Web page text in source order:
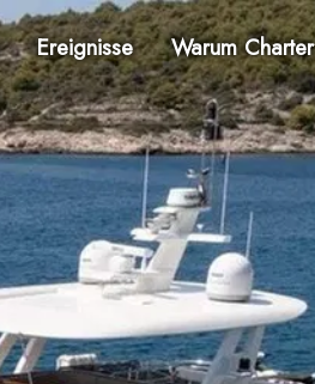
Ereignisse Warum Charter